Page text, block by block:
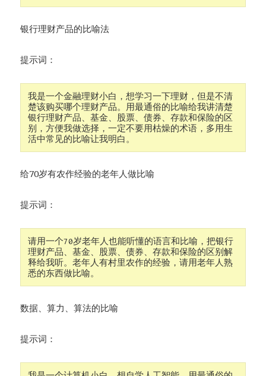
银行理财产品的比喻法
提示词：
我是一个金融理财小白，想学习一下理财，但是不清
楚该购买哪个理财产品。用最通俗的比喻给我讲清楚
银行理财产品、基金、股票、债券、存款和保险的区
别，方便我做选择，一定不要用枯燥的术语，多用生
活中常见的比喻让我明白。
给70岁有农作经验的老年人做比喻
提示词：
请用一个70岁老年人也能听懂的语言和比喻，把银行
理财产品、基金、股票、债券、存款和保险的区别解
释给我听。老年人有村里农作的经验，请用老年人熟
悉的东西做比喻。
数据、算力、算法的比喻
提示词：